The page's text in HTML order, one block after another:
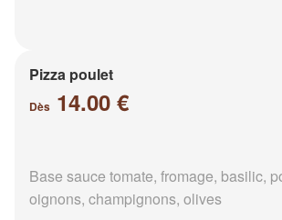
Pizza poulet
Dès 14.00 €
Base sauce tomate, fromage, basilic,
oignons, champignons, olives